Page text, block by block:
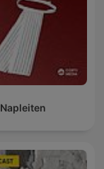
Napleiten